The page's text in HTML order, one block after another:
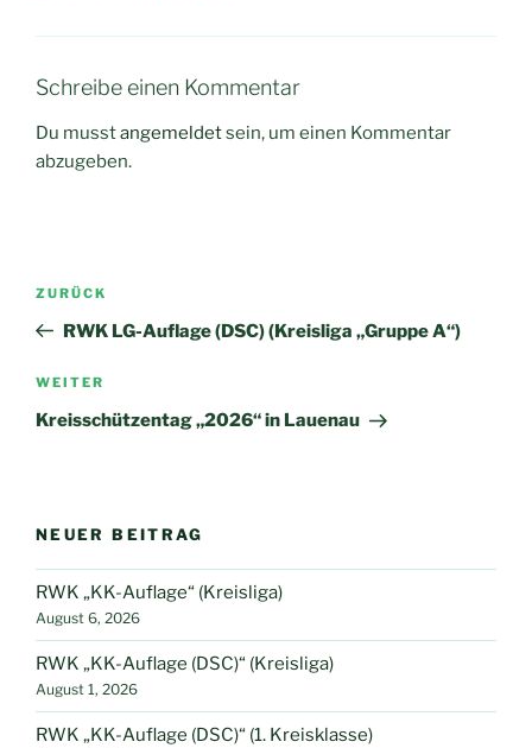
Schreibe einen Kommentar
Du musstangemeldetsein, um einen Kommentar
abzugeben.
Beitragsnavigation
Vorheriger
Beitrag
ZURÜCK
RWK LG-Auflage (DSC) (Kreisliga „Gruppe A“)
Nächster
Beitrag
WEITER
Kreisschützentag „2026“ in Lauenau
NEUER BEITRAG
RWK „KK-Auflage“ (Kreisliga)
August 6, 2026
RWK „KK-Auflage (DSC)“ (Kreisliga)
August 1, 2026
RWK „KK-Auflage (DSC)“ (1. Kreisklasse)